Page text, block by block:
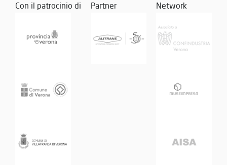
Con il patrocinio di Partner Network